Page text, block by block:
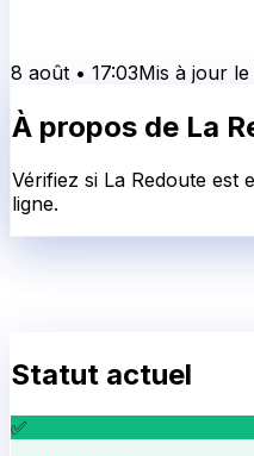
8 août • 17:03Mis à jour le
À propos de La
Vérifiez si La Redoute est
ligne.
Statut actuel
✅